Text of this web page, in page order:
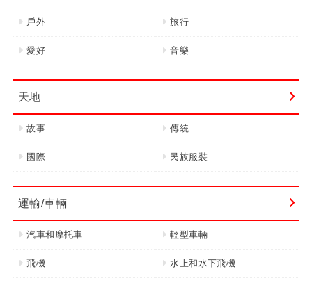
戶外 旅行
愛好 音樂
天地
故事 傳統
國際 民族服裝
運輸/車輛
汽車和摩托車 輕型車輛
飛機 水上和水下飛機